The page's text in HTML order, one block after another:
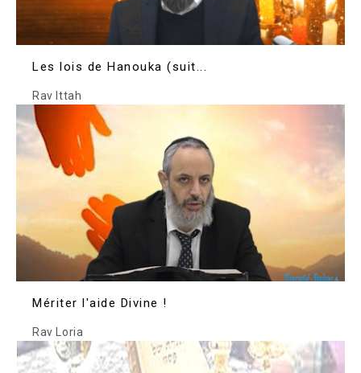
Les lois de Hanouka (suit...
Rav Ittah
Mériter l'aide Divine !
Rav Loria